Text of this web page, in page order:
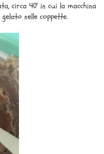
circa 40' in cui la macchina
nelle coppette.